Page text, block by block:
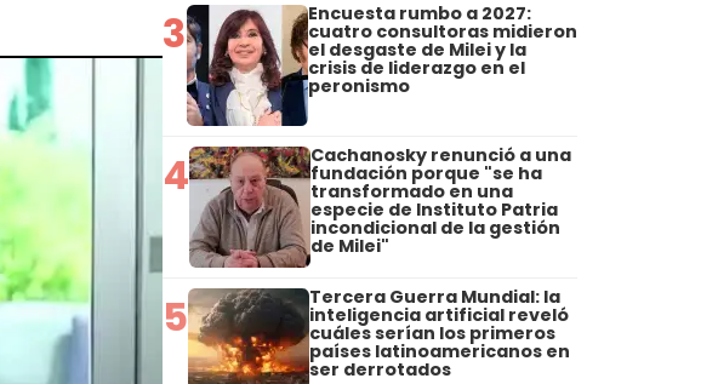
3 Encuesta rumbo a 2027:
cuatro consultoras midieron
el desgaste de Milei y la
crisis de liderazgo en el
peronismo
4 Cachanosky renunció a una
fundación porque "se ha
transformado en una
especie de Instituto Patria
incondicional de la gestión
de Milei"
5 Tercera Guerra Mundial: la
inteligencia artificial reveló
cuáles serían los primeros
países latinoamericanos en
ser derrotados